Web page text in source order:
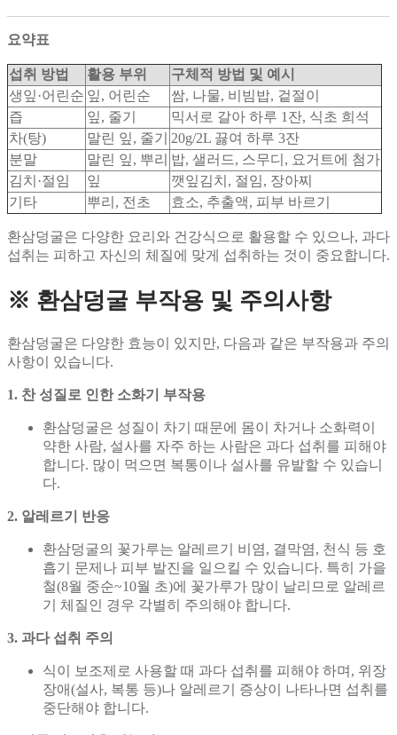
요약표
섭취 방법 활용 부위
구체적 방법 및 예시
생잎·어린순 잎, 어린순
쌈, 나물, 비빔밥, 겉절이
즙
잎, 줄기
믹서로 갈아 하루 1잔, 식초 희석
차(탕)
말린 잎, 줄기
20g/2L 끓여 하루 3잔
분말
말린 잎, 뿌리 밥, 샐러드, 스무디, 요거트에 첨가
김치·절임
잎
깻잎김치, 절임, 장아찌
기타
뿌리, 전초 효소, 추출액, 피부 바르기
환삼덩굴은 다양한 요리와 건강식으로 활용할 수 있으나, 과다
섭취는 피하고 자신의 체질에 맞게 섭취하는 것이 중요합니다.
※ 환삼덩굴 부작용 및 주의사항
환삼덩굴은 다양한 효능이 있지만, 다음과 같은 부작용과 주의
사항이 있습니다.
1. 찬 성질로 인한 소화기 부작용
환삼덩굴은 성질이 차기 때문에 몸이 차거나 소화력이
약한 사람, 설사를 자주 하는 사람은 과다 섭취를 피해야
합니다. 많이 먹으면 복통이나 설사를 유발할 수 있습니
다.
2. 알레르기 반응
환삼덩굴의 꽃가루는 알레르기 비염, 결막염, 천식 등 호
흡기 문제나 피부 발진을 일으킬 수 있습니다. 특히 가을
철(8월 중순~10월 초)에 꽃가루가 많이 날리므로 알레르
기 체질인 경우 각별히 주의해야 합니다.
3. 과다 섭취 주의
식이 보조제로 사용할 때 과다 섭취를 피해야 하며, 위장
장애(설사, 복통 등)나 알레르기 증상이 나타나면 섭취를
중단해야 합니다.